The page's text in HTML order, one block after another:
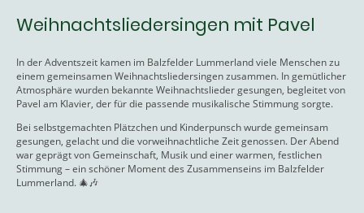
Weihnachtsliedersingen mit Pavel
In der Adventszeit kamen im Balzfelder Lummerland viele Menschen zu
einem gemeinsamen Weihnachtsliedersingen zusammen. In gemütlicher
Atmosphäre wurden bekannte Weihnachtslieder gesungen, begleitet von
Pavel am Klavier, der für die passende musikalische Stimmung sorgte.
Bei selbstgemachten Plätzchen und Kinderpunsch wurde gemeinsam
gesungen, gelacht und die vorweihnachtliche Zeit genossen. Der Abend
war geprägt von Gemeinschaft, Musik und einer warmen, festlichen
Stimmung – ein schöner Moment des Zusammenseins im Balzfelder
Lummerland. 🎄🎶